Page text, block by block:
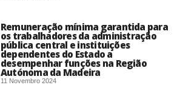
Remuneração mínima garantida para
os trabalhadores da administração
pública central e instituições
dependentes do Estado a
desempenhar funções na Região
Autónoma da Madeira
11 Novembro 2024